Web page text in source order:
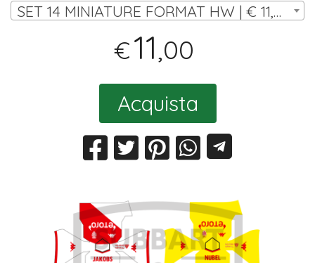
SET 14 MINIATURE FORMAT HW | € 11,00
€11,00
Acquista